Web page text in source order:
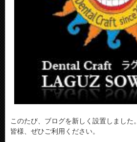
このたび、ブログを新しく設置しました。
皆様、ぜひご利用ください。